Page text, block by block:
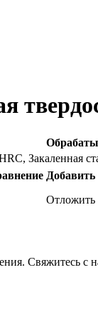
Закаленная
Добавить
Отложить
Свяжитесь с